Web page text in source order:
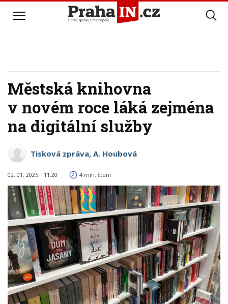
Městská knihovna
v novém roce láká zejména
na digitální služby
Tisková zpráva, A. Houbová
02. 01. 2025 11:20 4 min. čtení